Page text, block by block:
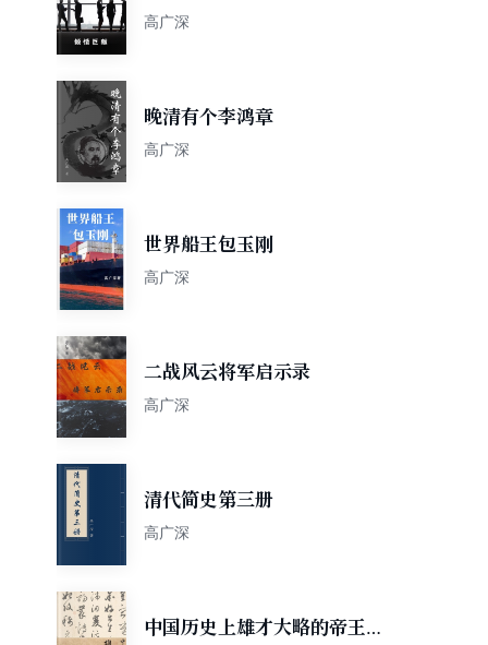
高广深
晚清有个李鸿章
高广深
世界船王包玉刚
高广深
二战风云将军启示录
高广深
清代简史第三册
高广深
中国历史上雄才大略的帝王下